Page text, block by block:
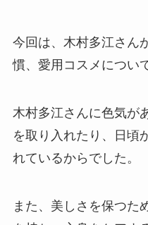
今回は、木村多江さん
慣、愛用コスメについ
木村多江さんに色気が
を取り入れたり、日頃
れているからでした。
また、美しさを保つた